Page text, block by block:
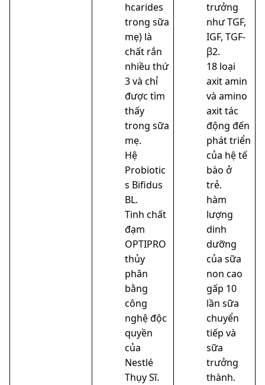
hcarides
trong sữa
mẹ) là
chất rắn
nhiều thứ
3 và chỉ
được tìm
thấy
trong sữa
mẹ.
Hệ
Probiotic
s Bifidus
BL.
Tinh chất
đạm
OPTIPRO
thủy
phân
bằng
công
nghệ độc
quyền
của
Nestlé
Thụy Sĩ.
trưởng
như TGF,
IGF, TGF-
β2.
18 loại
axit amin
và amino
axit tác
động đến
phát triển
của hệ tế
bào ở
trẻ.
hàm
lượng
dinh
dưỡng
của sữa
non cao
gấp 10
lần sữa
chuyển
tiếp và
sữa
trưởng
thành.